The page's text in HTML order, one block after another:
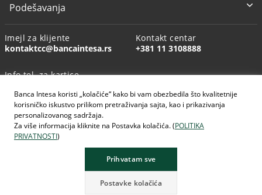
Banca Intesa koristi „kolačiće“ kako bi vam obezbedila što kvalitetnije
korisničko iskustvo prilikom pretraživanja sajta, kao i prikazivanja
personalizovanog sadržaja.
Za više informacija kliknite na Postavka kolačića. (POLITIKA
PRIVATNOSTI)
Prihvatam sve
Postavke kolačića
Podešavanja
Imejl za klijente
kontaktcc@bancaintesa.rs
Kontakt centar
+381 11 3108888
Info tel. za kartice